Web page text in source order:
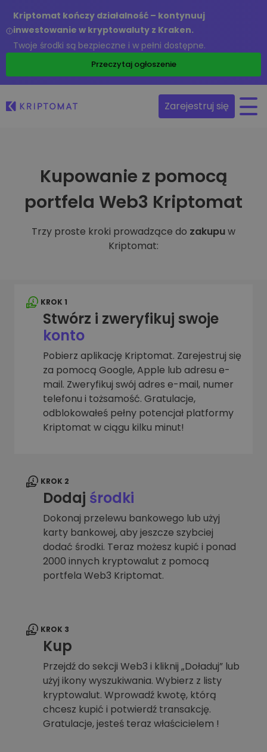
Kriptomat kończy działalność – kontynuuj
inwestowanie w kryptowaluty z Kraken.
Twoje środki są bezpieczne i w pełni dostępne.
Przeczytaj ogłoszenie
Zarejestruj się
Kupowanie z pomocą
portfela Web3 Kriptomat
Trzy proste kroki prowadzące do zakupuw
Kriptomat:
KROK 1
Stwórz i zweryfikuj swoje
konto
Pobierz aplikację Kriptomat. Zarejestruj się
za pomocą Google, Apple lub adresu e-
mail. Zweryfikuj swój adres e-mail, numer
telefonu i tożsamość. Gratulacje,
odblokowałeś pełny potencjał platformy
Kriptomat w ciągu kilku minut!
KROK 2
Dodaj środki
Dokonaj przelewu bankowego lub użyj
karty bankowej, aby jeszcze szybciej
dodać środki. Teraz możesz kupić i ponad
2000 innych kryptowalut z pomocą
portfela Web3 Kriptomat.
KROK 3
Kup
Przejdź do sekcji Web3 i kliknij „Doładuj” lub
użyj ikony wyszukiwania. Wybierz z listy
kryptowalut. Wprowadź kwotę, którą
chcesz kupić i potwierdź transakcję.
Gratulacje, jesteś teraz właścicielem !